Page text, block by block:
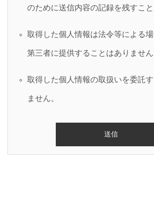
のために送信内容の記録を残すこと
取得した個人情報は法令等による場
第三者に提供することはありません
取得した個人情報の取扱いを委託
ません。